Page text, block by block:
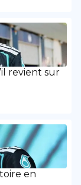
revient sur
en